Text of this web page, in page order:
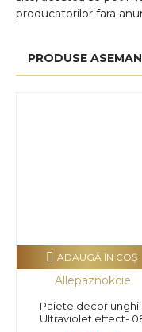
producatorilor fara
PRODUSE
Allepaznokcie
Paiete decor
Ultraviolet effect-
ADAUGĂ ÎN COŞ